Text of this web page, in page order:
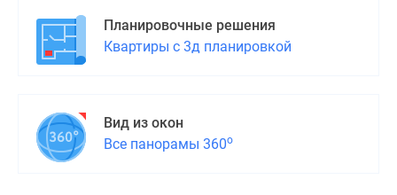
Планировочные решения
Квартиры с 3д планировкой
Вид из окон
Все панорамы 360о